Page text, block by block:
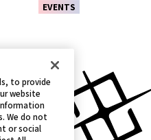
EVENTS
to provide
website
We do not
or social